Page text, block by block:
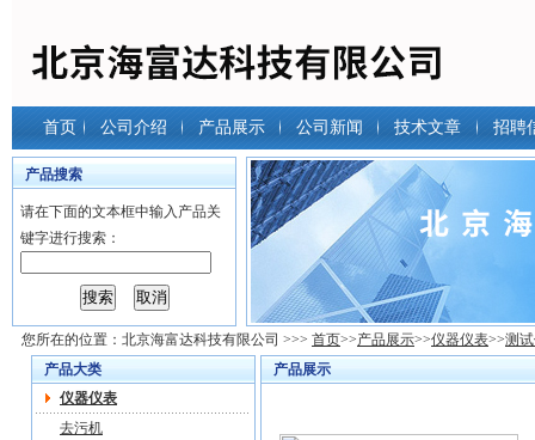
首页 公司介绍 产品展示 公司新闻 技术文章 招聘
产品搜索
请在下面的文本框中输入产品关
键字进行搜索：
您所在的位置： 北京海富达科技有限公司 >>> 首页>>产品展示>>仪器仪表>>测
产品大类
仪器仪表
去污机
产品展示